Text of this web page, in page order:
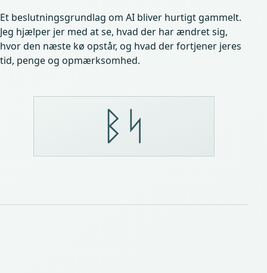
Et beslutningsgrundlag om AI bliver hurtigt gammelt.
Jeg hjælper jer med at se, hvad der har ændret sig,
hvor den næste kø opstår, og hvad der fortjener jeres
tid, penge og opmærksomhed.
ᛒᛋ